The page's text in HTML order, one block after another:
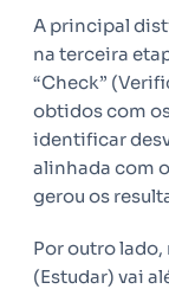
A principal
na terceira
“Check”
obtidos com
identificar
alinhada com
gerou os
Por outro lado,
(Estudar) vai